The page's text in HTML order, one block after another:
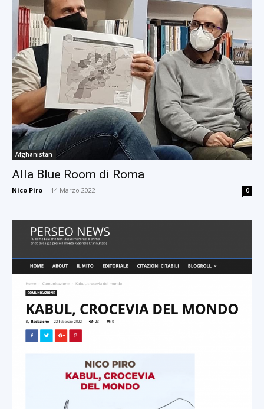
Afghanistan
Alla Blue Room di Roma
Nico Piro - 14 Marzo 2022 0